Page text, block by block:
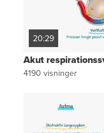
20:29
Akut
4190 visninger